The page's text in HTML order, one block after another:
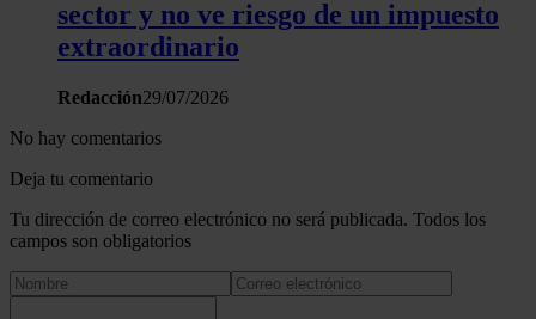
sector y no ve riesgo de un impuesto
extraordinario
Redacción29/07/2026
No hay comentarios
Deja tu comentario
Tu dirección de correo electrónico no será publicada. Todos los
campos son obligatorios